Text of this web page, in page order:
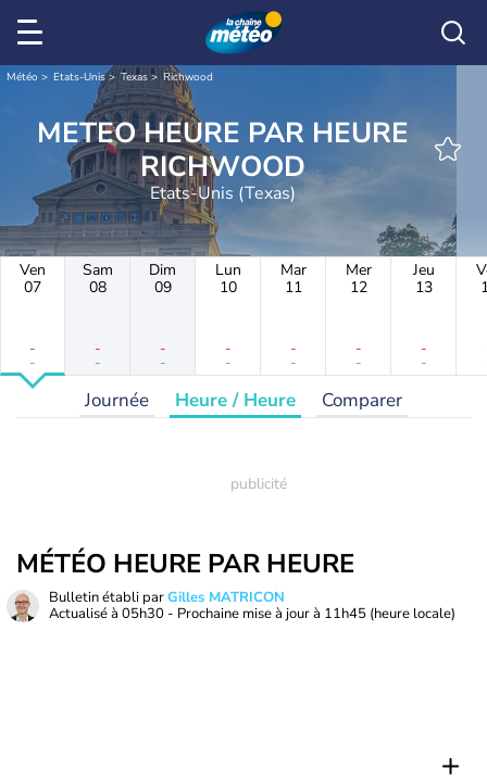
Météo Etats-Unis Texas Richwood
METEO HEURE PAR HEURE
RICHWOOD
Etats-Unis (Texas)
Ven
07
-
-
Sam
08
-
-
Dim
09
-
-
Lun
10
-
-
Mar
11
-
-
Mer
12
-
-
Jeu
13
-
-
Journée Heure / Heure Comparer
MÉTÉO HEURE PAR HEURE
Bulletin établi parGilles MATRICON
Actualisé à 05h30 - Prochaine mise à jour à 11h45 (heure locale)